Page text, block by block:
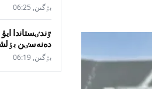
بٷگىن, 06:25
ٷندٸستاندا
دەنەسٸن
بٷگىن, 06:19